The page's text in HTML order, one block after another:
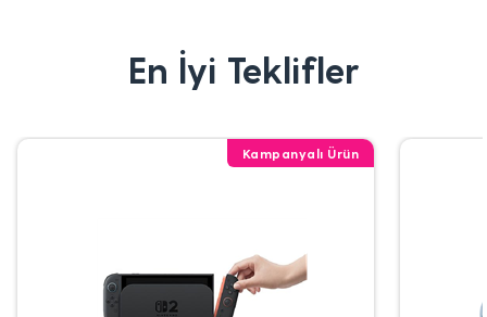
En İyi Teklifler
Kampanyalı Ürün